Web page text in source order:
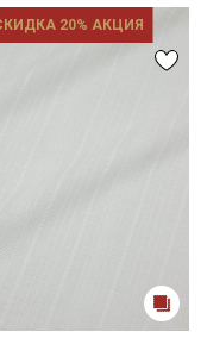
20% АКЦИЯ